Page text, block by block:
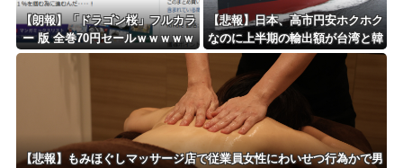
【朗報】「ドラゴン桜」フルカラ
ー 版 全巻70円セールｗｗｗｗｗ
ｗｗｗ スポーツ漫画50％ポイン
【悲報】日本、高市円安ホクホク
なのに上半期の輸出額が台湾と韓
国に抜かれる・・・
【悲報】もみほぐしマッサージ店で従業員女性にわいせつ行為かで男